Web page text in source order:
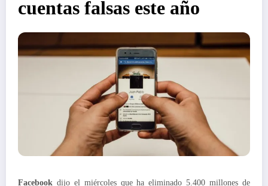
cuentas falsas este año
Facebook dijo el miércoles que ha eliminado 5.400 millones de